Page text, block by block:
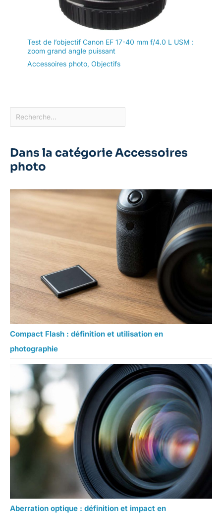
Test de l’objectif Canon EF 17-40 mm f/4.0 L USM :
zoom grand angle puissant
Accessoires photo, Objectifs
Dans la catégorie Accessoires
photo
Compact Flash : définition et utilisation en
photographie
Aberration optique : définition et impact en